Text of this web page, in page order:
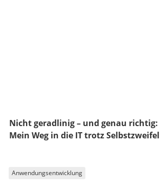
Nicht geradlinig – und genau richtig:
Mein Weg in die IT trotz Selbstzweifel
Anwendungsentwicklung